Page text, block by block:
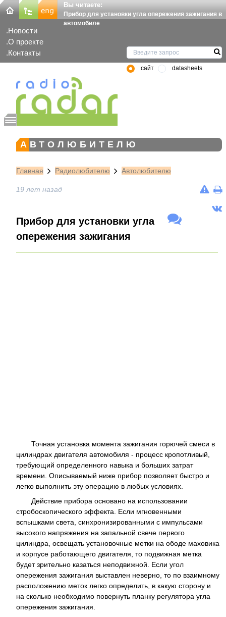
Вы читаете:
Прибор для установки угла опережения зажигания в
автомобиле
Новости
О проекте
Контакты
сайт datasheets
АВТОЛЮБИТЕЛЮ
Главная Радиолюбителю Автолюбителю
19 лет назад
Прибор для установки угла
опережения зажигания
Точная установка момента зажигания горючей смеси в
цилиндрах двигателя автомобиля - процесс кропотливый,
требующий определенного навыка и больших затрат
времени. Описываемый ниже прибор позволяет быстро и
легко выполнить эту операцию в любых условиях.
Действие прибора основано на использовании
стробоскопического эффекта. Если мгновенными
вспышками света, синхронизированными с импульсами
высокого напряжения на запальной свече первого
цилиндра, освещать установочные метки на ободе маховика
и корпусе работающего двигателя, то подвижная метка
будет зрительно казаться неподвижной. Если угол
опережения зажигания выставлен неверно, то по взаимному
расположению меток легко определить, в какую сторону и
на сколько необходимо повернуть планку регулятора угла
опережения зажигания.